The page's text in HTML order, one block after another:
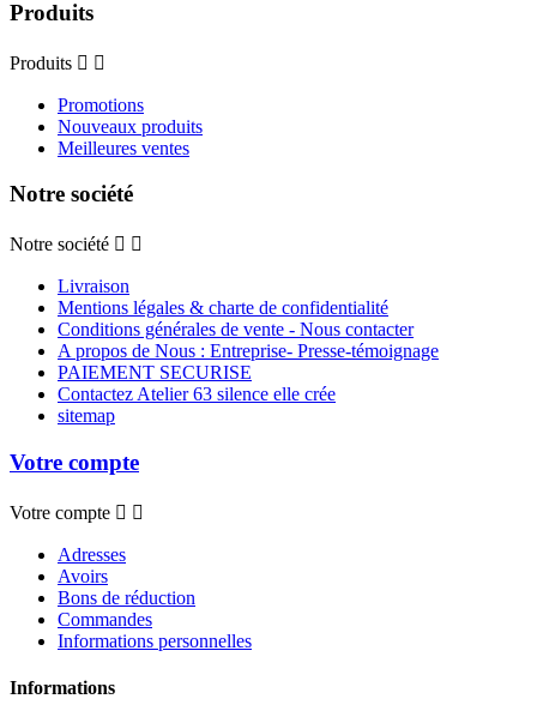
Produits
Produits  
Promotions
Nouveaux produits
Meilleures ventes
Notre société
Notre société  
Livraison
Mentions légales & charte de confidentialité
Conditions générales de vente - Nous contacter
A propos de Nous : Entreprise- Presse-témoignage
PAIEMENT SECURISE
Contactez Atelier 63 silence elle crée
sitemap
Votre compte
Votre compte  
Adresses
Avoirs
Bons de réduction
Commandes
Informations personnelles
Informations